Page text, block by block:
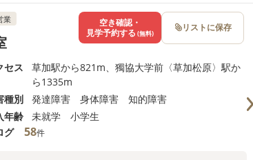
業
セス
草加駅から821m、獨協大学前〈草加松原〉駅か
ら1335m
種別
発達障害 身体障害 知的障害
年齢
未就学 小学生
グ
58件
空き確認・
見学予約する (無料) リストに保存